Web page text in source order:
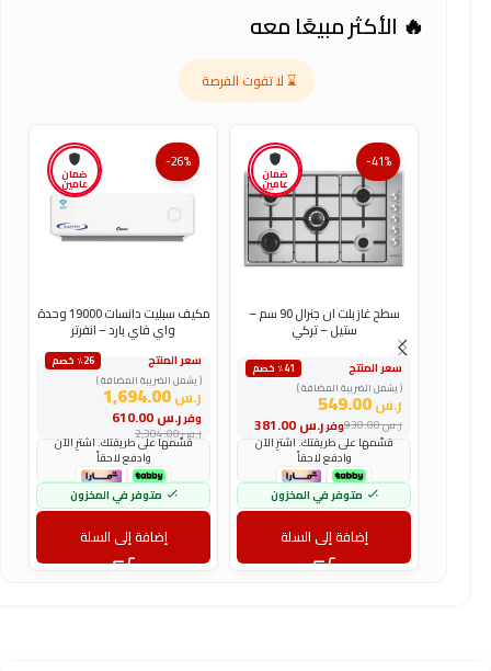
🔥 الأكثر مبيعًا معه
⌛ لا تفوت الفرصة
ضمان
عامين
-41%
سطح غاز بلت ان جنرال 90 سم –
ستيل – تركي
سعر المنتج
٪41 خصم
( يشمل الضريبة المضافة )
ر.س549.00
وفرر.س ر.س930.00
قسّمها على طريقتك. اشترِ الآن
وادفع لاحقاً
متوفر في المخزون
إضافة إلى السلة
ضمان
عامين
-26%
مكيف سبليت دانسات 19000 وحدة
واي فاي بارد – انفرتر
سعر المنتج
٪26 خصم
( يشمل الضريبة المضافة )
ر.س1,694.00
وفرر.س
ر.س2,304.00
قسّمها على طريقتك. اشترِ الآن
وادفع لاحقاً
متوفر في المخزون
إضافة إلى السلة